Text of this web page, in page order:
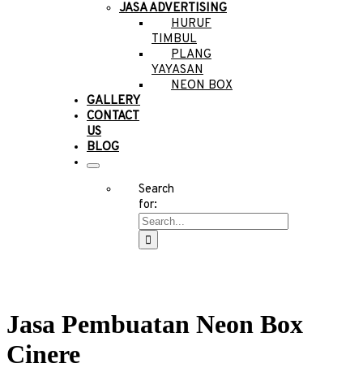
JASA ADVERTISING
HURUF
TIMBUL
PLANG
YAYASAN
NEON BOX
GALLERY
CONTACT
US
BLOG
Search
for:
Jasa Pembuatan Neon Box
Cinere